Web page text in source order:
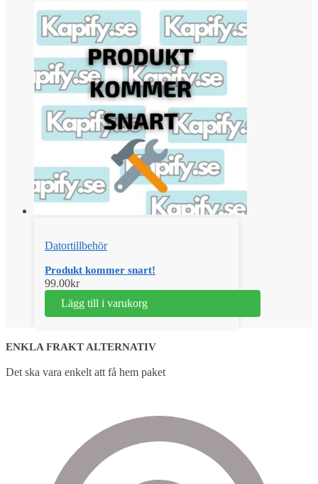
Datortillbehör
Produkt kommer snart!
99.00kr
Lägg till i varukorg
ENKLA FRAKT ALTERNATIV
Det ska vara enkelt att få hem paket